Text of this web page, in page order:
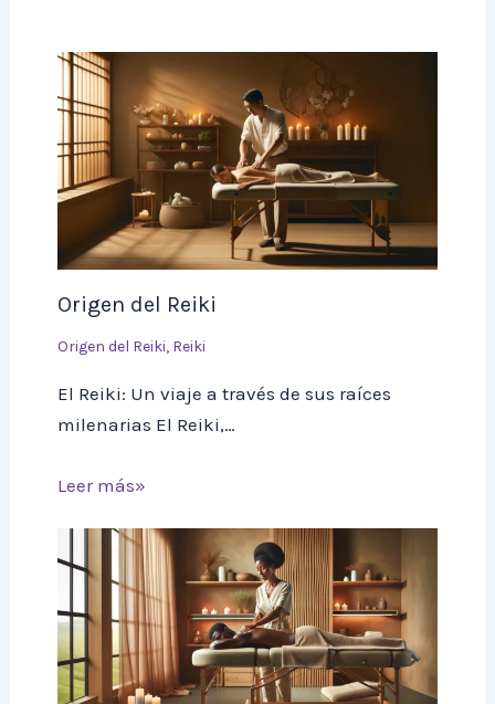
Origen del Reiki
Origen del Reiki, Reiki
El Reiki: Un viaje a través de sus raíces
milenarias El Reiki,…
Leer más»